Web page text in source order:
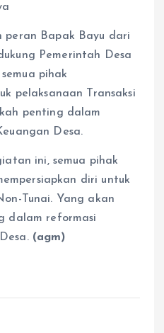
peran Bapak Bayu dari
Pemerintah Desa
pihak
pelaksanaan Transaksi
penting dalam
Desa.
ini, semua pihak
diri untuk
Tunai. Yang akan
dalam reformasi
(agm)